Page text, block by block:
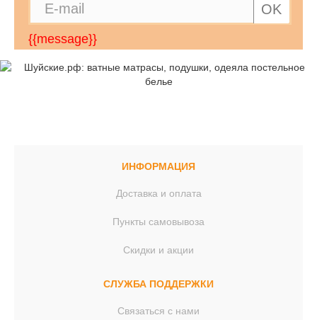
OK
{{message}}
ИНФОРМАЦИЯ
Доставка и оплата
Пункты самовывоза
Скидки и акции
СЛУЖБА ПОДДЕРЖКИ
Связаться с нами